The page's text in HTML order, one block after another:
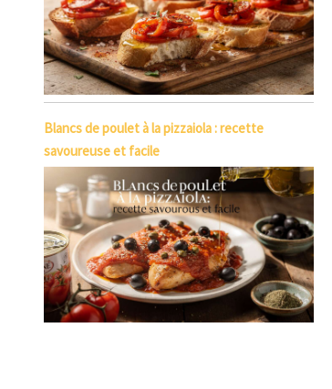
Blancs de poulet à la pizzaiola : recette
savoureuse et facile